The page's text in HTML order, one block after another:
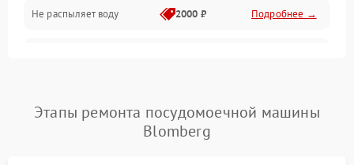
Программное обеспечение
Не распыляет воду 2000 ₽ Подробнее →
Проблемы с набором
воды
1800 ₽ Подробнее →
Этапы ремонта посудомоечной машины
Blomberg